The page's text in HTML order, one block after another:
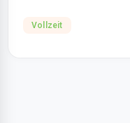
Vollzeit